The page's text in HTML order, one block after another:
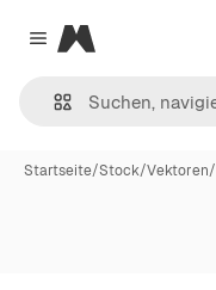
Close menu
Magnific
Startseite/Stock/Vektoren/